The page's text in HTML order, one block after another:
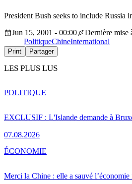
President Bush seeks to include Russia
Jun 15, 2001 - 00:00
Dernière mise
PolitiqueChineInternational
Print Partager
LES PLUS LUS
EXCLUSIF : L'Islande demande à
07.08.2026
POLITIQUE
Merci la Chine : elle a sauvé l’économie
ÉCONOMIE